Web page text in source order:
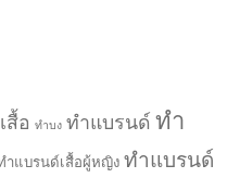
สื้อ ทำบง ทำแบรนด์ ทำ
ำแบรนด์เสื้อผู้หญิง ทำแบรนด์